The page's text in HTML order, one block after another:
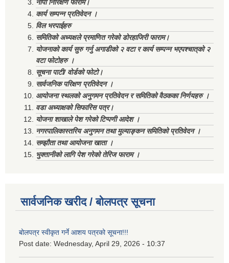
नापी निरिक्षण फाराम।
कार्य सम्पन्न प्रतिवेदन ।
विल भरपाईहरु
समितिको अध्यक्षले प्रमाणित गरेको डोरहाजिरी फाराम।
योजनाको कार्य सुरु गर्नु अगाडीको २ वटा र कार्य सम्पन्न भएपश्चात्‌को २
वटा फोटोहरु ।
सूचना पाटी/ वोर्डको फोटो।
सार्वजनिक परिक्षण प्रतिवेदन ।
आयोजना स्थलको अनुगमन प्रतिवेदन र समितिको वैठकका निर्णयहरु ।
वडा अध्याक्षको सिफारिस पत्र।
योजना शाखाले पेश गरेको टिप्पणी आदेश ।
नगरपालिकास्तरिय अनुगमन तथा मुल्याङ्कन समितिको प्रतिवेदन ।
सम्झौता तथा आयोजना खाता ।
भुक्तानीको लागि पेश गरेको तेरिज फाराम ।
सार्वजनिक खरीद / बोलपत्र सूचना
बोलपत्र स्वीकृत गर्ने आशय पत्रको सूचना!!!
Post date: Wednesday, April 29, 2026 - 10:37